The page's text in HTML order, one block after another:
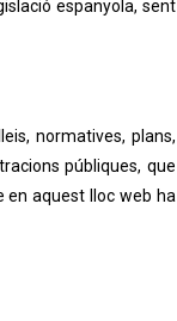
espanyola, sent
normatives, plans,
públiques, que
en aquest lloc web ha